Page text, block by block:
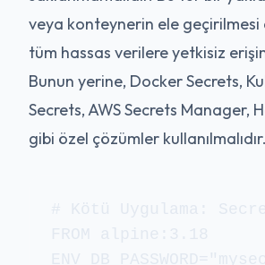
veya konteynerin ele
tüm hassas verilere yetkisiz
Bunun yerine, Docker Secrets,
Secrets, AWS Secrets Manager,
gibi özel çözümler kullanılmalıdır.